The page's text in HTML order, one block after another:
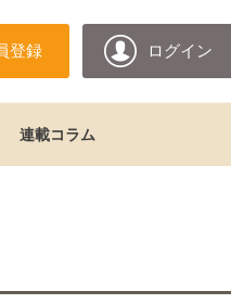
登録 ログイン
連載コラム